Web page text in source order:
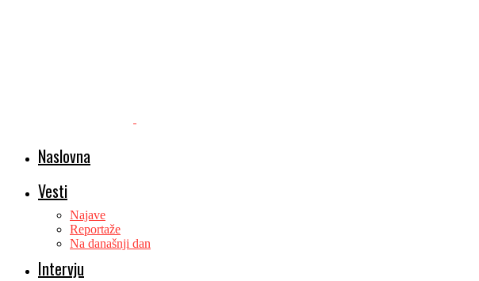
Naslovna
Vesti
Najave
Reportaže
Na današnji dan
Intervju